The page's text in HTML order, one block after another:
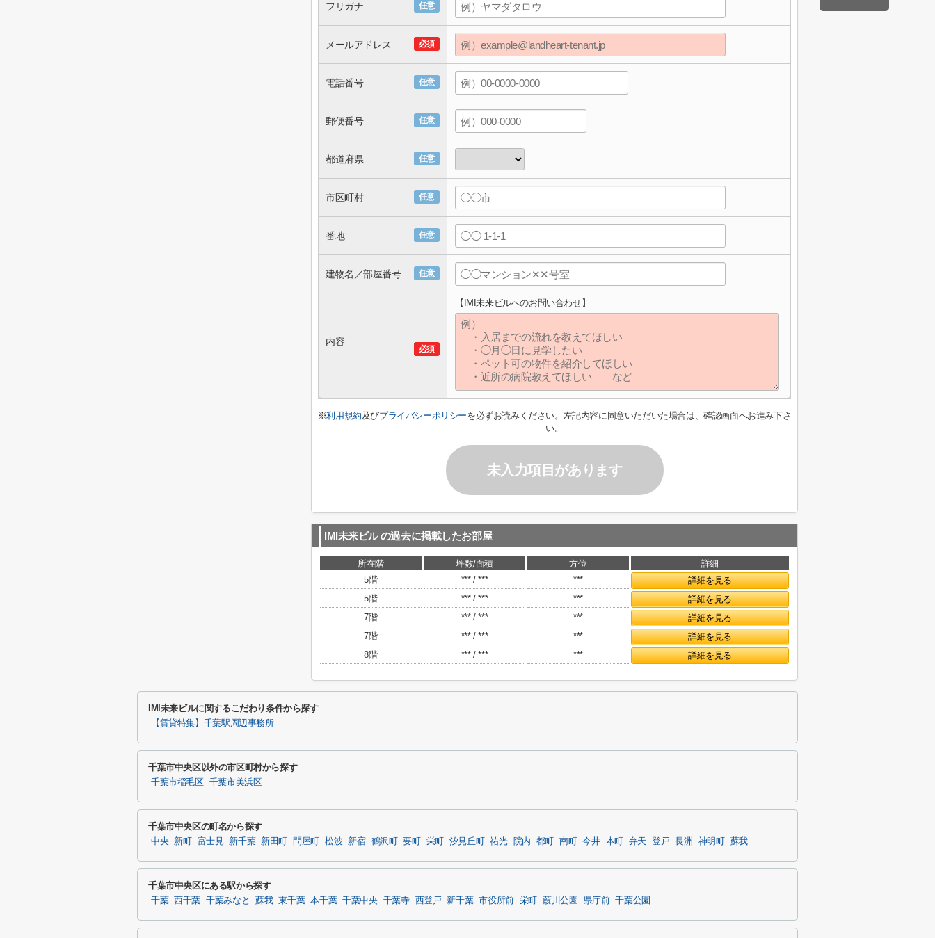
任意
フリガナ
必須
メールアドレス
任意
電話番号
任意
郵便番号
任意
都道府県
任意
市区町村
任意
番地
任意
建物名／部屋番号
必須
内容
【IMI未来ビルへのお問い合わせ】
※利用規約及びプライバシーポリシーを必ずお読みください。左記内容に同意いただいた場合は、確認画面へお進み下さ
い。
未入力項目があります
IMI未来ビルの過去に掲載したお部屋
所在階 坪数/面積 方位
詳細
5階
*** / *** ***
詳細を見る
5階
*** / *** ***
詳細を見る
7階
*** / *** ***
詳細を見る
7階
*** / *** ***
詳細を見る
8階
*** / *** *** 詳細を見る
IMI未来ビルに関するこだわり条件から探す
【賃貸特集】千葉駅周辺事務所
千葉市中央区以外の市区町村から探す
千葉市稲毛区 千葉市美浜区
千葉市中央区の町名から探す
中央 新町 富士見 新千葉 新田町 問屋町 松波 新宿 鶴沢町 要町 栄町 汐見丘町 祐光 院内 都町 南町 今井 本町 弁天 登戸 長洲 神明町 蘇我
千葉市中央区にある駅から探す
千葉 西千葉 千葉みなと 蘇我 東千葉 本千葉 千葉中央 千葉寺 西登戸 新千葉 市役所前 栄町 葭川公園 県庁前 千葉公園